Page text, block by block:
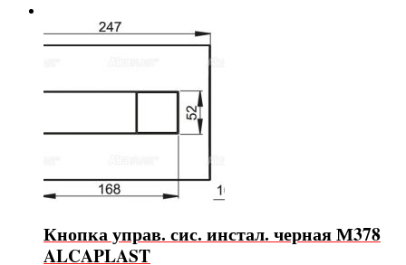
Кнопка управ. сис. инстал. черная М378
ALCAPLAST